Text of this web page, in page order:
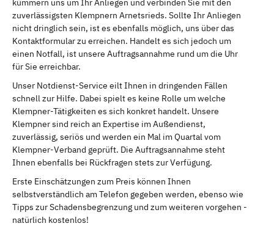
zuverlässigsten Klempnern Arnetsrieds. Sollte Ihr Anliegen
nicht dringlich sein, ist es ebenfalls möglich, uns über das
Kontaktformular zu erreichen. Handelt es sich jedoch um
einen Notfall, ist unsere Auftragsannahme rund um die Uhr
für Sie erreichbar.
Unser Notdienst-Service eilt Ihnen in dringenden Fällen
schnell zur Hilfe. Dabei spielt es keine Rolle um welche
Klempner-Tätigkeiten es sich konkret handelt. Unsere
Klempner sind reich an Expertise im Außendienst,
zuverlässig, seriös und werden ein Mal im Quartal vom
Klempner-Verband geprüft. Die Auftragsannahme steht
Ihnen ebenfalls bei Rückfragen stets zur Verfügung.
Erste Einschätzungen zum Preis können Ihnen
selbstverständlich am Telefon gegeben werden, ebenso wie
Tipps zur Schadensbegrenzung und zum weiteren vorgehen -
natürlich kostenlos!